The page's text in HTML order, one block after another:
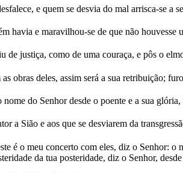
e quem se desvia do mal arrisca-se a
havia e maravilhou-se de que não houvesse
de justiça, como de uma couraça, e pôs o
obras deles, assim será a sua retribuição;
nome do Senhor desde o poente e a sua
a Sião e aos que se desviarem da
é o meu concerto com eles, diz o Senhor: o
da tua posteridade, diz o Senhor,